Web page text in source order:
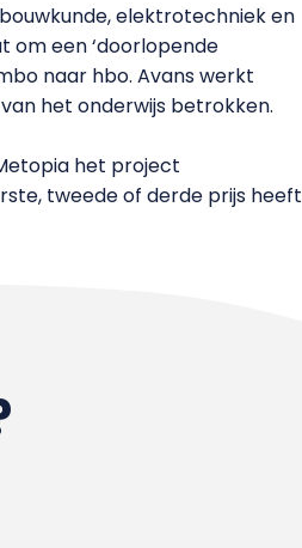
elektrotechniek en
om een ‘doorlopende
naar hbo. Avans werkt
het onderwijs betrokken.
het project
tweede of derde prijs heeft